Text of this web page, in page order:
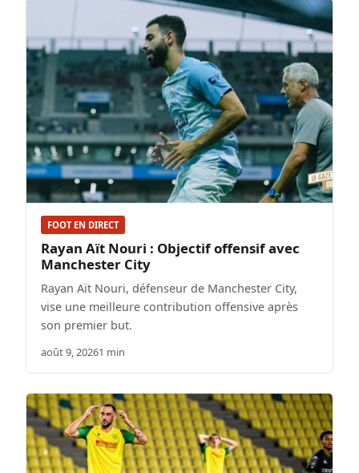
FOOT EN DIRECT
Rayan Aït Nouri : Objectif offensif avec
Manchester City
Rayan Aït Nouri, défenseur de Manchester City,
vise une meilleure contribution offensive après
son premier but.
août 9, 20261 min